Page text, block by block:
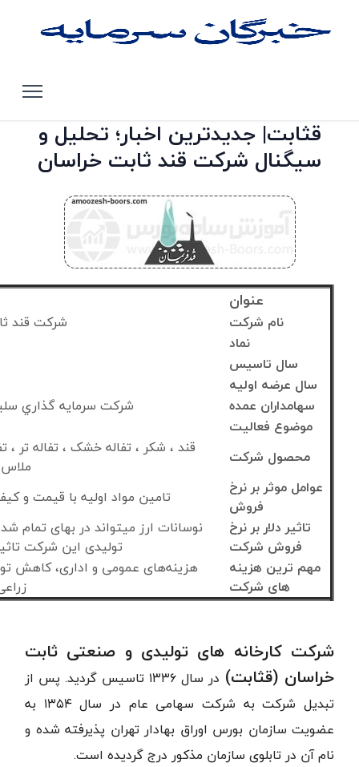
قثابت| جدیدترین اخبار؛ تحلیل و
سیگنال شرکت قند ثابت خراسان
عنوان
نام شرکت
شرکت قند
نماد
سال تاسیس
سال عرضه اولیه
سهامداران عمده
شركت سرمايه گذاري سليم 20
موضوع فعالیت
محصول شرکت
قند ، شکر ، تفاله خشک ، تفاله تر ،
عوامل موثر بر نرخ
فروش
تامین مواد اولیه با قیمت و
تاثیر دلار بر نرخ
فروش شرکت
نوسانات ارز میتواند در بهای تمام
تولیدی این شرکت
مهم ترین هزینه
های شرکت
هزینه‌های عمومی و اداری، کاهش
شرکت کارخانه های تولیدی و صنعتی ثابت
خراسان (قثابت) در سال ۱۳۳۶ تاسیس گردید. پس از
تبدیل شرکت به شرکت سهامی عام در سال۱۳۵۴ به
عضویت سازمان بورس اوراق بهادار تهران پذیرفته شده و
نام آن در تابلوی سازمان مذکور درج گردیده است.